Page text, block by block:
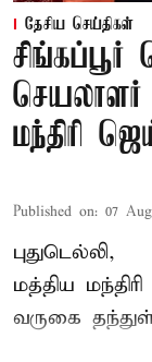
தேசிய செய்திகள்
சிங்கப்பூர்
மந்திரி
Published on: 07
புதுடெல்லி,
மத்திய
வருகை